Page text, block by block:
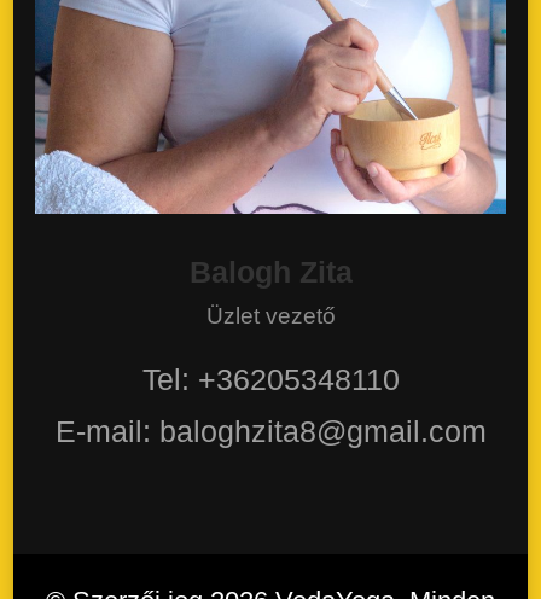
Balogh Zita
Üzlet vezető
Tel: +36205348110
E-mail: baloghzita8@gmail.com